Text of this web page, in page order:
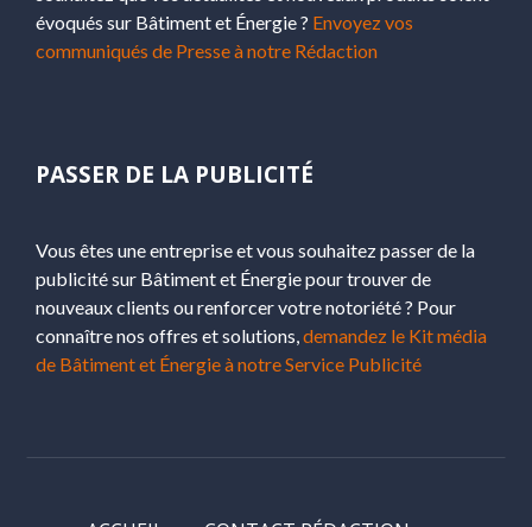
évoqués sur Bâtiment et Énergie ? Envoyez vos
communiqués de Presse à notre Rédaction
PASSER DE LA PUBLICITÉ
Vous êtes une entreprise et vous souhaitez passer de la
publicité sur Bâtiment et Énergie pour trouver de
nouveaux clients ou renforcer votre notoriété ? Pour
connaître nos offres et solutions,demandez le Kit média
de Bâtiment et Énergie à notre Service Publicité